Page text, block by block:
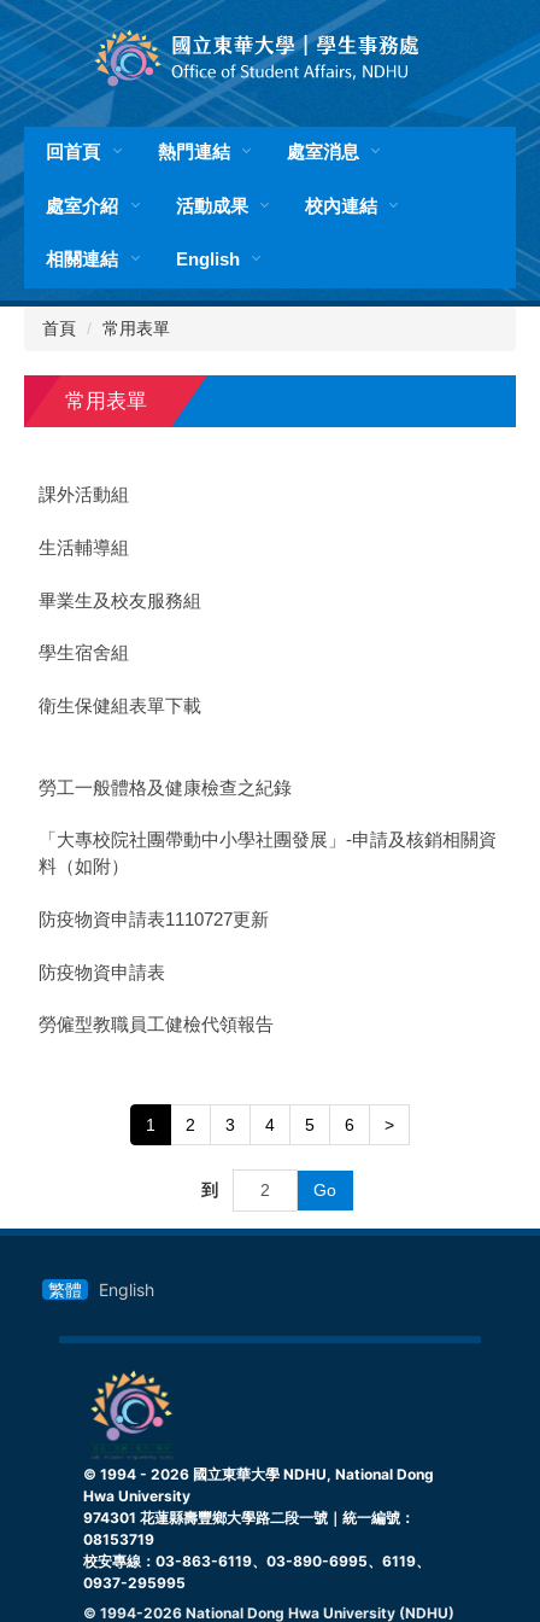
跳
到
主
要
內
容
區
回首頁 熱門連結 處室消息
處室介紹 活動成果 校內連結
相關連結 English
首頁 常用表單
常用表單
課外活動組
生活輔導組
畢業生及校友服務組
學生宿舍組
衛生保健組表單下載
勞工一般體格及健康檢查之紀錄
「大專校院社團帶動中小學社團發展」-申請及核銷相關資
料（如附）
防疫物資申請表1110727更新
防疫物資申請表
勞僱型教職員工健檢代領報告
1 2 3 4 5 6 >
到 Go
繁體 English
© 1994 - 2026 國立東華大學 NDHU, National Dong
Hwa University
974301 花蓮縣壽豐鄉大學路二段一號｜統一編號：
08153719
校安專線：03-863-6119、03-890-6995、6119、
0937-295995
© 1994-2026 National Dong Hwa University (NDHU)